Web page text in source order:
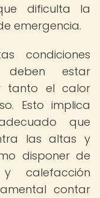
dificulta la
emergencia.
condiciones
deben estar
tanto el calor
Esto implica
que
las altas y
disponer de
calefacción
contar